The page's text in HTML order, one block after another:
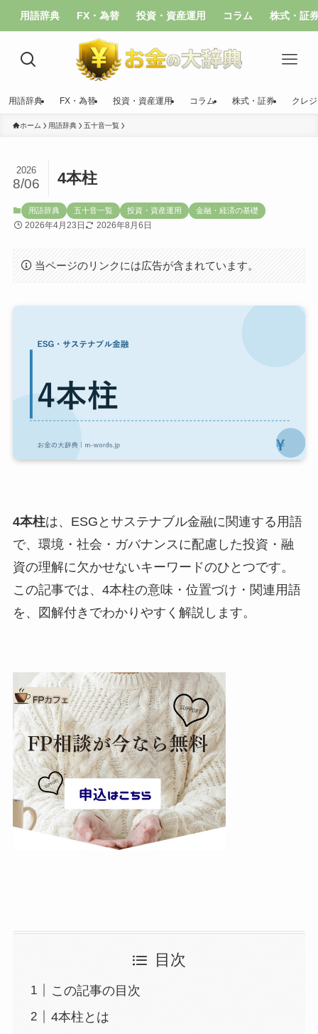
用語辞典 FX・為替 投資・資産運用 コラム 株式・証
用語辞典 FX・為替 投資・資産運用 コラム 株式・証券 クレ
ホーム 用語辞典 五十音一覧
4本柱
2026
8/06
用語辞典 五十音一覧 投資・資産運用 金融・経済の基礎
2026年4月23日 2026年8月6日
当ページのリンクには広告が含まれています。
4本柱は、ESGとサステナブル金融に関連する用語
で、環境・社会・ガバナンスに配慮した投資・融
資の理解に欠かせないキーワードのひとつです。
この記事では、4本柱の意味・位置づけ・関連用語
を、図解付きでわかりやすく解説します。
目次
この記事の目次
4本柱とは